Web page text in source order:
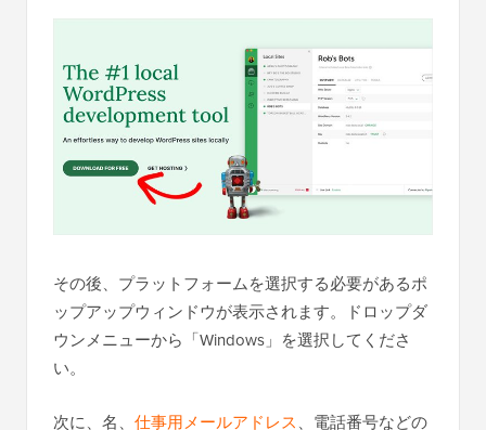
その後、プラットフォームを選択する必要があるポ
ップアップウィンドウが表示されます。ドロップダ
ウンメニューから「Windows」を選択してくださ
い。
次に、名、 仕事用メールアドレス、電話番号などの